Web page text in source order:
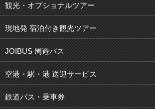
観光・オプショナルツアー
現地発 宿泊付き観光ツアー
JOIBUS 周遊バス
空港・駅・港 送迎サービス
鉄道パス・乗車券